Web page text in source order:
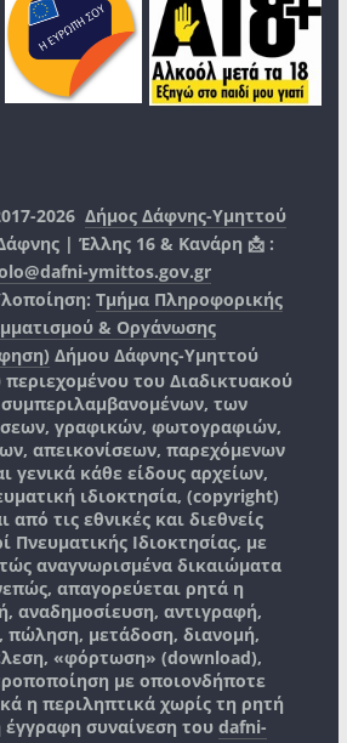
2026Δήμος Δάφνης-Υμηττού
| Έλλης 16 & Κανάρη 📩 :
ymittos.gov.gr
Τμήμα Πληροφορικής
& Οργάνωσης
Δήμου Δάφνης-Υμηττού
του Διαδικτυακού
των
γραφικών, φωτογραφιών,
απεικονίσεων, παρεχόμενων
γενικά κάθε είδους αρχείων,
ιδιοκτησία, (copyright)
από τις εθνικές και διεθνείς
Πνευματικής Ιδιοκτησίας, με
αναγνωρισμένα δικαιώματα
απαγορεύεται ρητά η
αναδημοσίευση, αντιγραφή,
πώληση, μετάδοση, διανομή,
«φόρτωση» (download),
με οποιονδήποτε
η περιληπτικά χωρίς τη ρητή
συναίνεση του dafni-